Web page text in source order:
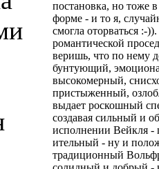
постановка, но тоже
форме - и то я,
смогла оторваться :-
романтической
веришь, что по нему
бунтующий,
высокомерный,
пристыженный,
выдает роскошный
создавая сильный и
исполнении Вейкля -
ительный - ну и
традиционный